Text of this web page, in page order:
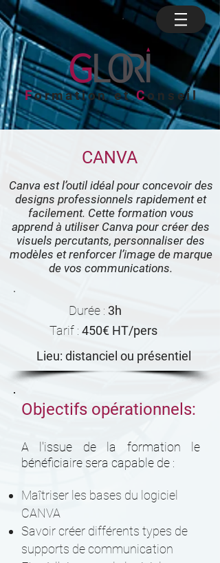
Formation etConseil
CANVA
Canva est l’outil idéal pour concevoir des
designs professionnels rapidement et
facilement. Cette formation vous
apprend à utiliser Canva pour créer des
visuels percutants, personnaliser des
modèles et renforcer l’image de marque
de vos communications.
Durée : 3h
Tarif : 450€ HT/pers
Lieu: distanciel ou présentiel
Objectifs opérationnels:
A l'issue de la formation le
bénéficiaire sera capable de :
Maîtriser les bases du logiciel
CANVA
Savoir créer différents types de
supports de communication